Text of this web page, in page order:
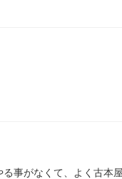
事がなくて、よく古本